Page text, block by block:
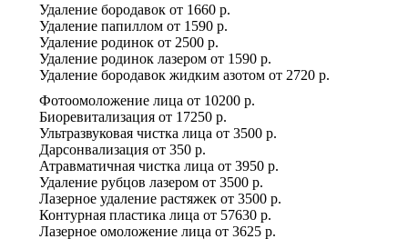
Удаление бородавок от 1660 р.
Удаление папиллом от 1590 р.
Удаление родинок от 2500 р.
Удаление родинок лазером от 1590 р.
Удаление бородавок жидким азотом от 2720 р.
Фотоомоложение лица от 10200 р.
Биоревитализация от 17250 р.
Ультразвуковая чистка лица от 3500 р.
Дарсонвализация от 350 р.
Атравматичная чистка лица от 3950 р.
Удаление рубцов лазером от 3500 р.
Лазерное удаление растяжек от 3500 р.
Контурная пластика лица от 57630 р.
Лазерное омоложение лица от 3625 р.